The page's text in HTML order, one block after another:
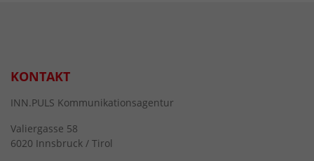
KONTAKT
INN.PULS Kommunikationsagentur
Valiergasse 58
6020 Innsbruck / Tirol